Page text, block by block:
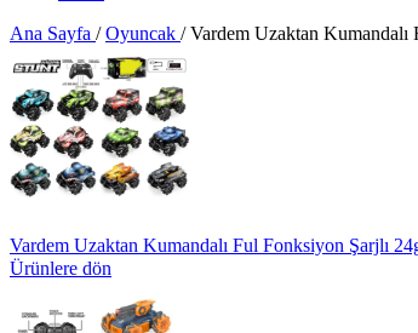
Ana Sayfa / Oyuncak / Vardem Uzaktan
Vardem Uzaktan Kumandalı Ful Fonksiyon Şarjlı
Ürünlere dön